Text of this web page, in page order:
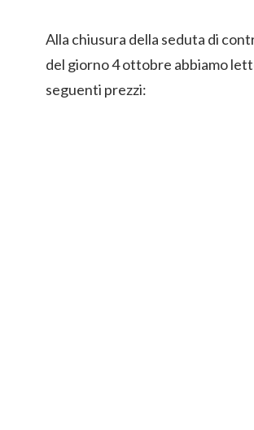
Alla chiusura della seduta di
del giorno 4 ottobre abbiamo
seguenti prezzi: